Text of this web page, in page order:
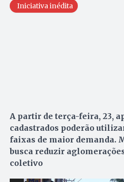
Iniciativa inédita
A partir de terça-feira, 23,
cadastrados poderão
faixas de maior demanda.
busca reduzir
coletivo